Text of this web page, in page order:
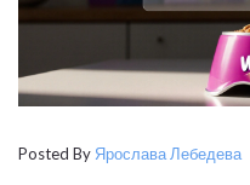
Posted By Ярослава Лебедева